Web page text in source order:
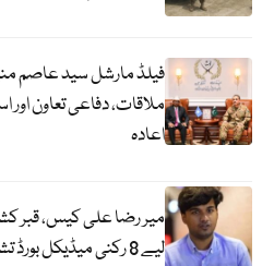
فیلڈ مارشل سید عاصم
ملاقات، دفاعی تعاون اور
اعادہ
میر رضا علی کیس، قبر
لیے 8 رکنی میڈیکل بورڈ تشکیل دے دیا گیا